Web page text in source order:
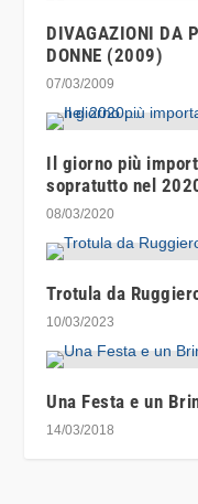
DIVAGAZIONI DA
DONNE (2009)
07/03/2009
Il giorno più
sopratutto nel
08/03/2020
Trotula da
10/03/2023
Una Festa e un
14/03/2018